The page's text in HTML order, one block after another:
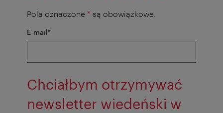
Pola oznaczone * są obowiązkowe.
E-mail*pole
obowiązkowe
Chciałbym otrzymywać
newsletter wiedeński w